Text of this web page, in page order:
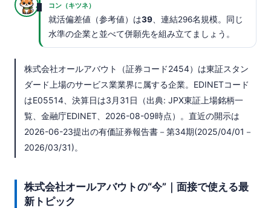
コン（キツネ）
就活偏差値（参考値）は39 、連結296名規模。同じ
水準の企業と並べて併願先を組み立てましょう。
株式会社オールアバウト（証券コード2454）は東証スタン
ダード上場のサービス業業界に属する企業。EDINETコード
はE05514、決算日は3月31日（出典: JPX東証上場銘柄一
覧、金融庁EDINET、2026-08-09時点）。直近の開示は
2026-06-23提出の有価証券報告書－第34期(2025/04/01－
2026/03/31)。
株式会社オールアバウトの“今”｜面接で使える最
新トピック